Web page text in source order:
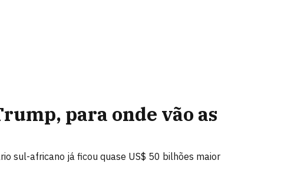
para onde vão as
sul-africano já ficou quase US$ 50 bilhões maior